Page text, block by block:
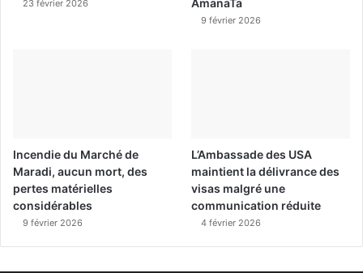
23 février 2026
9 février 2026
Incendie du Marché de
Maradi, aucun mort, des
pertes matérielles
considérables
9 février 2026
L’Ambassade des USA
maintient la délivrance des
visas malgré une
communication réduite
4 février 2026